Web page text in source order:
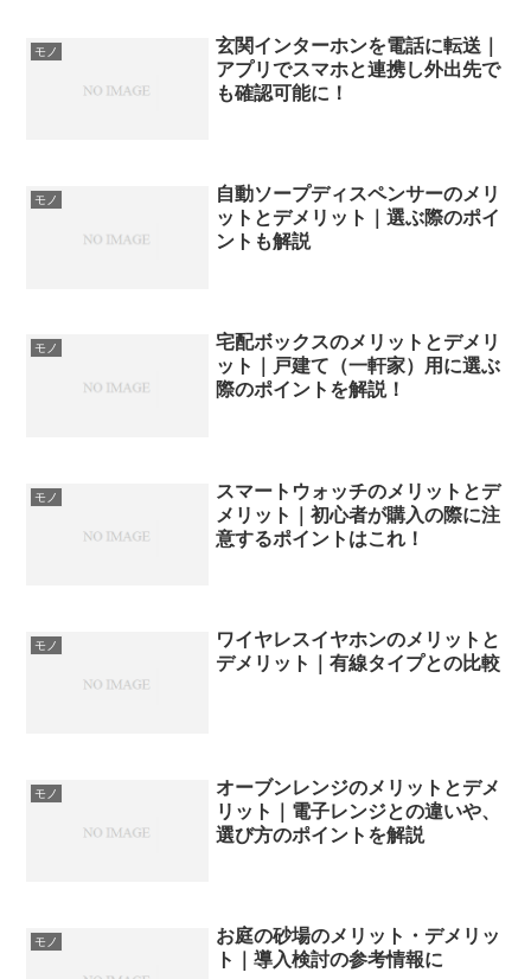
モノ
玄関インターホンを電話に転送｜
アプリでスマホと連携し外出先で
も確認可能に！
モノ
自動ソープディスペンサーのメリ
ットとデメリット｜選ぶ際のポイ
ントも解説
モノ
宅配ボックスのメリットとデメリ
ット｜戸建て（一軒家）用に選ぶ
際のポイントを解説！
モノ
スマートウォッチのメリットとデ
メリット｜初心者が購入の際に注
意するポイントはこれ！
モノ
ワイヤレスイヤホンのメリットと
デメリット｜有線タイプとの比較
モノ
オーブンレンジのメリットとデメ
リット｜電子レンジとの違いや、
選び方のポイントを解説
モノ
お庭の砂場のメリット・デメリッ
ト｜導入検討の参考情報に